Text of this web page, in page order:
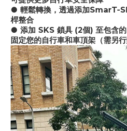
● 輕鬆轉換，透過添加SmarT-
桿整合
● 添加 SKS 鎖具 (2個) 至包含
固定您的自行車和車頂架（需另行